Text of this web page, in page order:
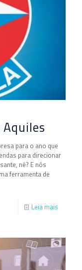
para o ano que
para direcionar
né? E nós
ferramenta de
Leia mais